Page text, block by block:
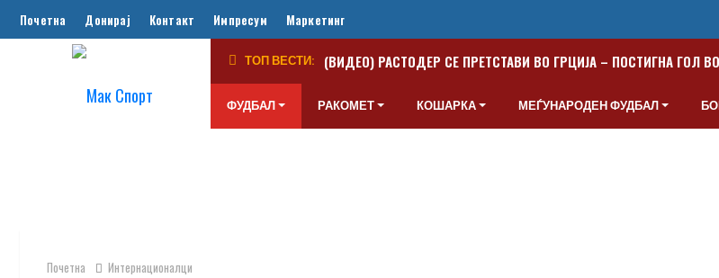
Почетна Донирај Контакт Импресум Маркетинг
ТОП ВЕСТИ: (ВИДЕО) РАСТОДЕР СЕ ПРЕТСТАВИ ВО ГРЦИЈА – ПОСТИГНА ГОЛ
ФУДБАЛ РАКОМЕТ КОШАРКА МЕЃУНАРОДЕН ФУДБАЛ
Почетна Интернационалци